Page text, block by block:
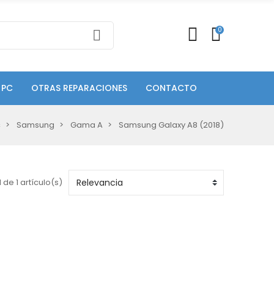
0
OTRAS REPARACIONES CONTACTO
Samsung Gama A Samsung Galaxy A8 (2018)
de 1 artículo(s)